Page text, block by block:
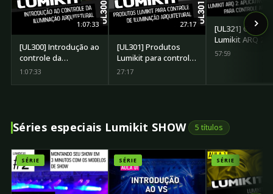
1:07:33
[UL300] Introdução ao
controle da
iluminação
1:07:33
27:17
[UL301] Produtos
Lumikit para controle
de iluminação
27:17
[UL321]
Lumikit ARQ 2
#Lumikit
57:59
Séries especiais Lumikit SHOW 5 títulos
SÉRIE SÉRIE SÉRIE